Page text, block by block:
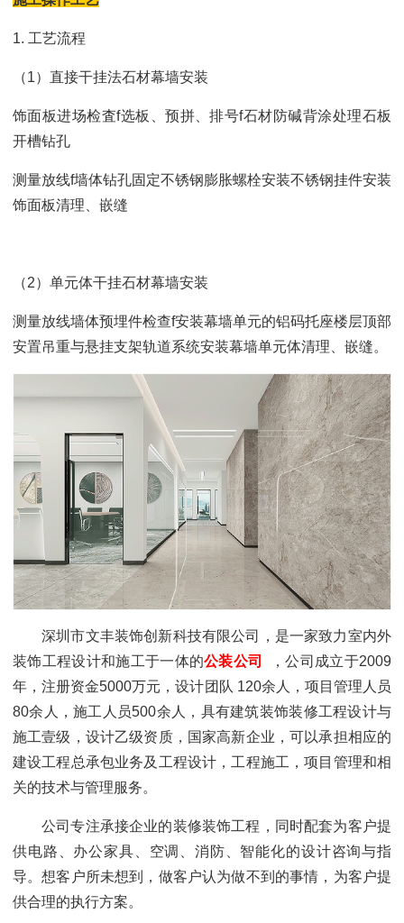
1. 工艺流程
（1）直接干挂法石材幕墙安装
饰面板进场检査f选板、预拼、排号f石材防碱背涂处理石板
开槽钻孔
测量放线f墙体钻孔固定不锈钢膨胀螺栓安装不锈钢挂件安装
饰面板清理、嵌缝
（2）单元体干挂石材幕墙安装
测量放线墙体预埋件检查f安装幕墙单元的铝码托座楼层顶部
安置吊重与悬挂支架轨道系统安装幕墙单元体清理、嵌缝。
深圳市文丰装饰创新科技有限公司，是一家致力室内外
装饰工程设计和施工于一体的公装公司
，公司成立于2009
年，注册资金5000万元，设计团队 120余人，项目管理人员
80余人，施工人员500余人，具有建筑装饰装修工程设计与
施工壹级，设计乙级资质，国家高新企业，可以承担相应的
建设工程总承包业务及工程设计，工程施工，项目管理和相
关的技术与管理服务。
公司专注承接企业的装修装饰工程，同时配套为客户提
供电路、办公家具、空调、消防、智能化的设计咨询与指
导。想客户所未想到，做客户认为做不到的事情，为客户提
供合理的执行方案。